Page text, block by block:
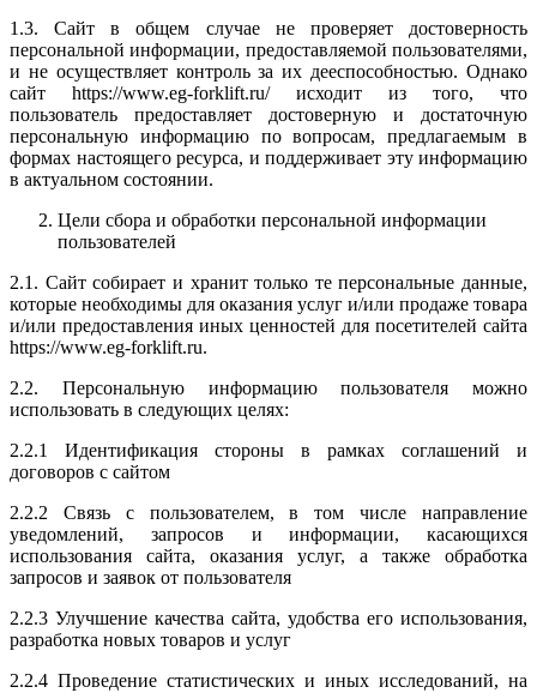
1.3. Сайт в общем случае не проверяет достоверность
персональной информации, предоставляемой пользователями,
и не осуществляет контроль за их дееспособностью. Однако
сайт https://www.eg-forklift.ru/ исходит из того, что
пользователь предоставляет достоверную и достаточную
персональную информацию по вопросам, предлагаемым в
формах настоящего ресурса, и поддерживает эту информацию
в актуальном состоянии.
Цели сбора и обработки персональной информации
пользователей
2.1. Сайт собирает и хранит только те персональные данные,
которые необходимы для оказания услуг и/или продаже товара
и/или предоставления иных ценностей для посетителей сайта
https://www.eg-forklift.ru.
2.2. Персональную информацию пользователя можно
использовать в следующих целях:
2.2.1 Идентификация стороны в рамках соглашений и
договоров с сайтом
2.2.2 Связь с пользователем, в том числе направление
уведомлений, запросов и информации, касающихся
использования сайта, оказания услуг, а также обработка
запросов и заявок от пользователя
2.2.3 Улучшение качества сайта, удобства его использования,
разработка новых товаров и услуг
2.2.4 Проведение статистических и иных исследований, на